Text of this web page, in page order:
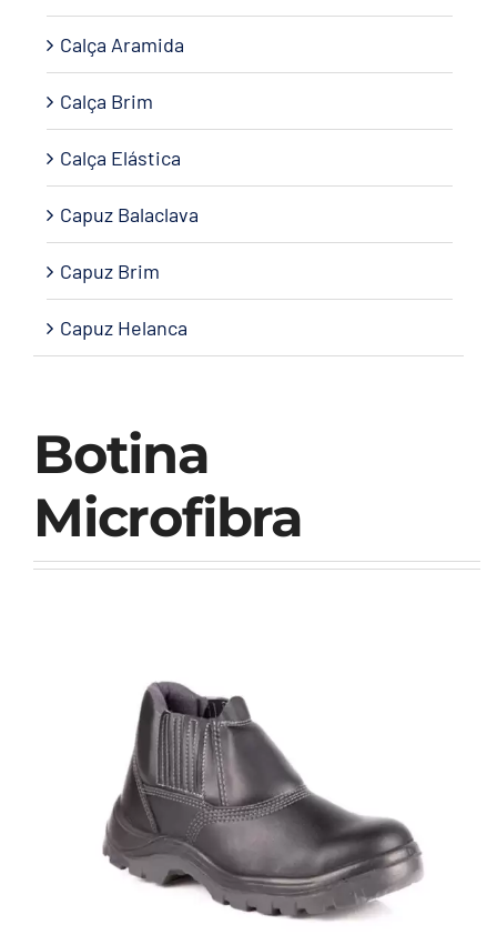
Botina
Microfibra
Calça Aramida
Calça Brim
Calça Elástica
Capuz Balaclava
Capuz Brim
Capuz Helanca